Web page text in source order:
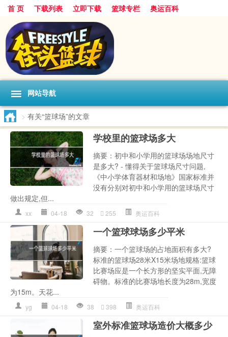
首 页 下载列表 立即下载 篮球专栏 奥运百科
网站导航
> 有关“篮球场”的文章
学校里的篮球场多大
摘要：初中和小学用的篮球场场地尺寸
是多大? - 懂得关于篮球场尺寸问题,
《中小学体育器材和场地》国家标准并
没有分别对初中和小学用的篮球场尺寸
做出规定,但...
xx 04-18 32 255 奥运百科
一个篮球球场多少平米
摘要：一个篮球场的占地面积有多大?
标准的篮球场28米X15米场地规格:篮球
比赛场应是一个长方形的坚实平面,无障
碍物。标准的比赛场地长度为28m,宽度
为15m。天花...
yg 04-18 38 398 奥运百科
室外标准篮球场造价大概多少